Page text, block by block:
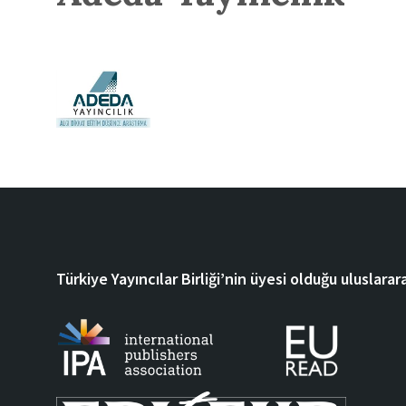
Türkiye Yayıncılar Birliği’nin üyesi olduğu